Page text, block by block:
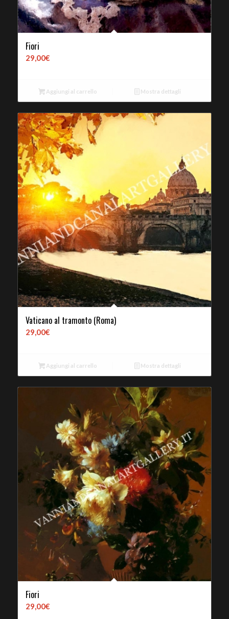
Fiori
29,00€
Aggiungi al carrello Mostra dettagli
Vaticano al tramonto (Roma)
29,00€
Aggiungi al carrello Mostra dettagli
Fiori
29,00€